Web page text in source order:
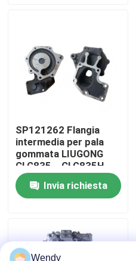
Giro della fabbrica
Controllo di qualità
Contattici
Notizie
Blog
SP121262 Flangia
intermedia per pala
gommata LIUGONG
CLG835、CLG835H、
CLG836、CLG836H、
ZL30E、CLG855、
CLG862H、CLG870H
Invia richiesta
Wendy